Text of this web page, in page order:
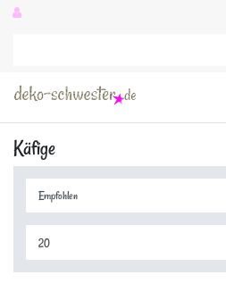
Käfige